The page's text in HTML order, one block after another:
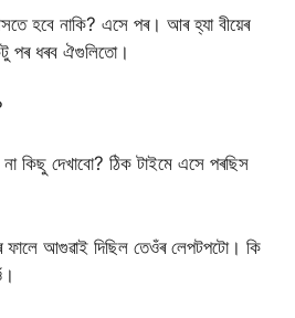
হবে নাকি? এসে পৰ। আৰ হ্যা বীয়েৰ
পৰ ধৰব ঐগুলিতো।
কিছু দেখাবো? ঠিক টাইমে এসে পৰছিস
ফালে আগুৱাই দিছিল তেওঁৰ লেপটপটো। কি